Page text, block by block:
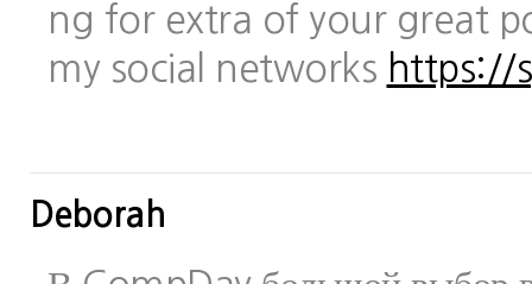
ng for extra of your great
my social networks https://
Deborah